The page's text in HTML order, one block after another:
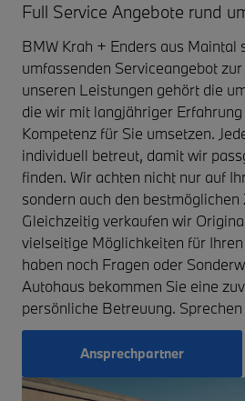
Full Service Angebote rund
BMW Krah + Enders aus Maintal
umfassenden Serviceangebot
unseren Leistungen gehört die
die wir mit langjähriger
Kompetenz für Sie umsetzen.
individuell betreut, damit wir
finden. Wir achten nicht nur auf
sondern auch den
Gleichzeitig verkaufen wir
vielseitige Möglichkeiten für
haben noch Fragen oder
Autohaus bekommen Sie eine
persönliche Betreuung.
Ansprechpartner